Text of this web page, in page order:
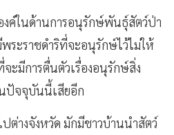
ค์ในด้านการอนุรักษ์พันธุ์สัตว์ป่า
ระราชดำริที่จะอนุรักษ์ไว้ไม่ให้
มีการตื่นตัวเรื่องอนุรักษ์สิ่ง
นปัจจุบันนี้เสียอีก
ต่างจังหวัด มักมีชาวบ้านนำสัตว์